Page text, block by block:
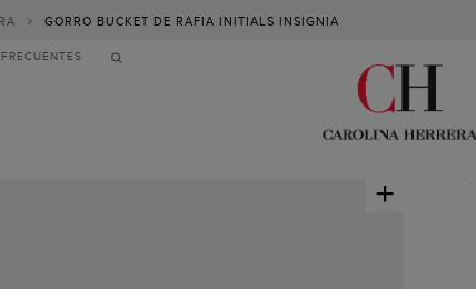
> GORRO BUCKET DE RAFIA INITIALS INSIGNIA
+